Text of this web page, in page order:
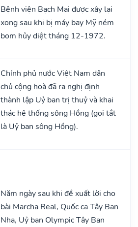
Bệnh viện Bạch Mai được xây lại
xong sau khi bị máy bay Mỹ ném
bom hủy diệt tháng 12-1972.
Chính phủ nước Việt Nam dân
chủ cộng hoà đã ra nghị định
thành lập Uỷ ban trị thuỷ và khai
thác hệ thống sông Hồng (gọi tắt
là Uỷ ban sông Hồng).
Năm ngày sau khi đề xuất lời cho
bài Marcha Real, Quốc ca Tây Ban
Nha, Uỷ ban Olympic Tây Ban